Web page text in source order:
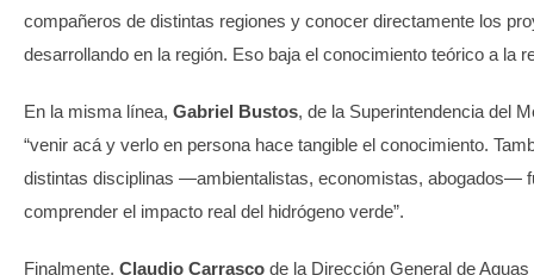
compañeros de distintas regiones y conocer directamente los
desarrollando en la región. Eso baja el conocimiento teórico a la
En la misma línea, Gabriel Bustos, de la Superintendencia del
“venir acá y verlo en persona hace tangible el conocimiento.
distintas disciplinas —ambientalistas, economistas, abogados—
comprender el impacto real del hidrógeno verde”.
Finalmente, Claudio Carrasco de la Dirección General de